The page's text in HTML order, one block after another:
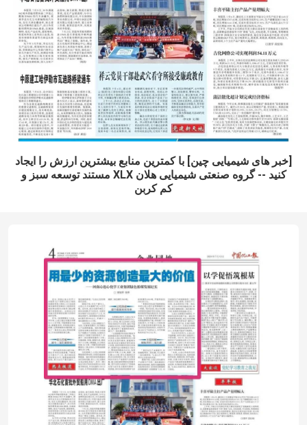
[خبر های شیمیایی چین] با کمترین منابع بیشترین ارزش را ایجاد
کنید -- گروه صنعتی شیمیایی هلان XLX مستند توسعه سبز و
کم کربن